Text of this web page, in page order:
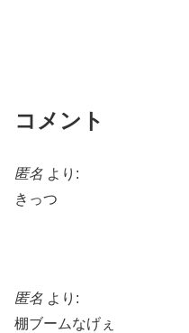
コメント
匿名 より:
きっつ
匿名 より:
棚ブームなげぇ